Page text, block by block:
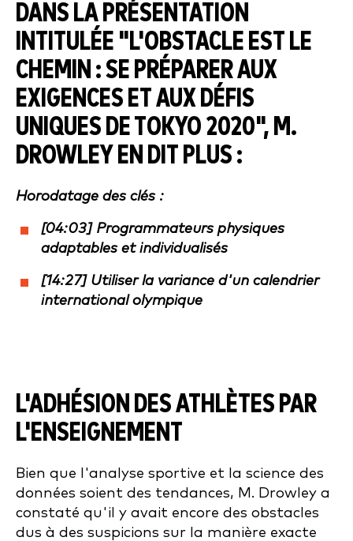
DANS LA PRÉSENTATION
INTITULÉE "L'OBSTACLE EST LE
CHEMIN : SE PRÉPARER AUX
EXIGENCES ET AUX DÉFIS
UNIQUES DE TOKYO 2020", M.
DROWLEY EN DIT PLUS :
Horodatage des clés :
[04:03] Programmateurs physiques
adaptables et individualisés
[14:27] Utiliser la variance d'un calendrier
international olympique
L'ADHÉSION DES ATHLÈTES PAR
L'ENSEIGNEMENT
Bien que l'analyse sportive et la science des
données soient des tendances, M. Drowley a
constaté qu'il y avait encore des obstacles
dus à des suspicions sur la manière exacte